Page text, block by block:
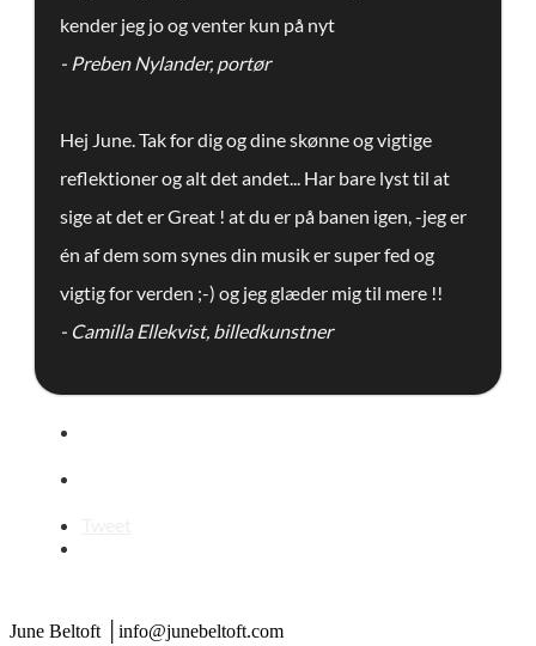
kender jeg jo og venter kun på nyt
- Preben Nylander, portør
Hej June. Tak for dig og dine skønne og vigtige
reflektioner og alt det andet... Har bare lyst til at
sige at det er Great ! at du er på banen igen, -jeg er
én af dem som synes din musik er super fed og
vigtig for verden ;-) og jeg glæder mig til mere !!
- ​Camilla Ellekvist, billedkunstner
June Beltoft │info@junebeltoft.com